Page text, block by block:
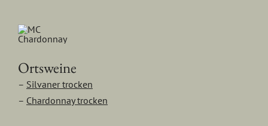
Ortsweine
– Silvaner trocken
– Chardonnay trocken